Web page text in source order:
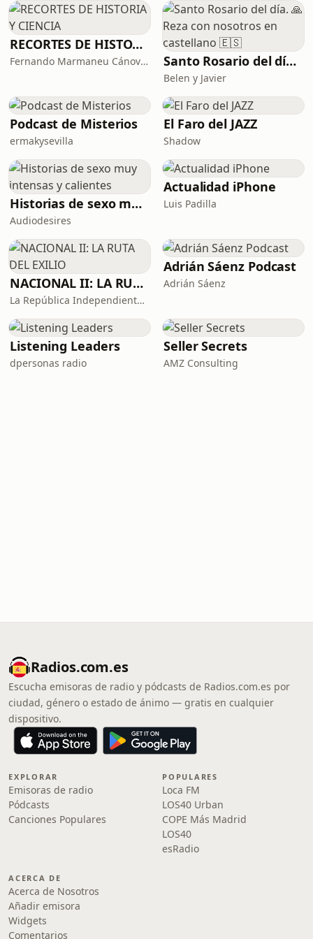
RECORTES DE HISTORIA Y CIENCIA
Fernando Marmaneu Cánovas Santo Rosario del día. 🙏 Reza con nosotros en castellano 🇪🇸
Belen y Javier
Podcast de Misterios
ermakysevilla
El Faro del JAZZ
Shadow
Historias de sexo muy intensas y calientes
Audiodesires
Actualidad iPhone
Luis Padilla
NACIONAL II: LA RUTA DEL EXILIO
La República Independiente de la Radio
Adrián Sáenz Podcast
Adrián Sáenz
Listening Leaders
dpersonas radio
Seller Secrets
AMZ Consulting
Radios.com.es
Escucha emisoras de radio y pódcasts de Radios.com.es por
ciudad, género o estado de ánimo — gratis en cualquier
dispositivo.
EXPLORAR
Emisoras de radio
Pódcasts
Canciones Populares
POPULARES
Loca FM
LOS40 Urban
COPE Más Madrid
LOS40
esRadio
ACERCA DE
Acerca de Nosotros
Añadir emisora
Widgets
Comentarios